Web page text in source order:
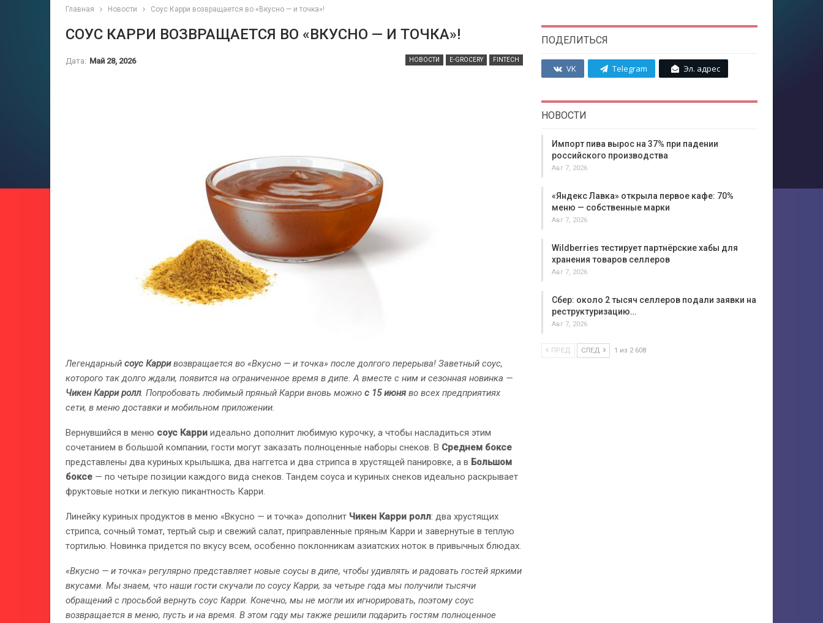
Главная Новости Соус Карри возвращается во «Вкусно — и точка»!
СОУС КАРРИ ВОЗВРАЩАЕТСЯ ВО «ВКУСНО — И ТОЧКА»!
НОВОСТИ E-GROCERY FINTECH
Дата: Май 28, 2026
Легендарный соус Карривозвращается во «Вкусно — и точка» после долгого перерыва! Заветный соус,
которого так долго ждали, появится на ограниченное время в дипе. А вместе с ним и сезонная новинка —
Чикен Карри ролл. Попробовать любимый пряный Карри вновь можно с 15 июня во всех предприятиях
сети, в меню доставки и мобильном приложении.
Вернувшийся в меню соус Карри идеально дополнит любимую курочку, а чтобы насладиться этим
сочетанием в большой компании, гости могут заказать полноценные наборы снеков. В Среднем боксе
представлены два куриных крылышка, два наггетса и два стрипса в хрустящей панировке, а в Большом
боксе — по четыре позиции каждого вида снеков. Тандем соуса и куриных снеков идеально раскрывает
фруктовые нотки и легкую пикантность Карри.
Линейку куриных продуктов в меню «Вкусно — и точка» дополнит Чикен Карри ролл: два хрустящих
стрипса, сочный томат, тертый сыр и свежий салат, приправленные пряным Карри и завернутые в теплую
тортилью. Новинка придется по вкусу всем, особенно поклонникам азиатских ноток в привычных блюдах.
«Вкусно — и точка» регулярно представляет новые соусы в дипе, чтобы удивлять и радовать гостей яркими
вкусами. Мы знаем, что наши гости скучали по соусу Карри, за четыре года мы получили тысячи
обращений с просьбой вернуть соус Карри. Конечно, мы не могли их игнорировать, поэтому соус
возвращается в меню, пусть и на время. В этом году мы также решили подарить гостям полноценное
ПОДЕЛИТЬСЯ
VK Telegram Эл. адрес
НОВОСТИ
Импорт пива вырос на 37% при падении
российского производства
Авг 7, 2026
«Яндекс Лавка» открыла первое кафе: 70%
меню — собственные марки
Авг 7, 2026
Wildberries тестирует партнёрские хабы для
хранения товаров селлеров
Авг 7, 2026
Сбер: около 2 тысяч селлеров подали заявки на
реструктуризацию…
Авг 7, 2026
ПРЕД СЛЕД 1 из 2 608